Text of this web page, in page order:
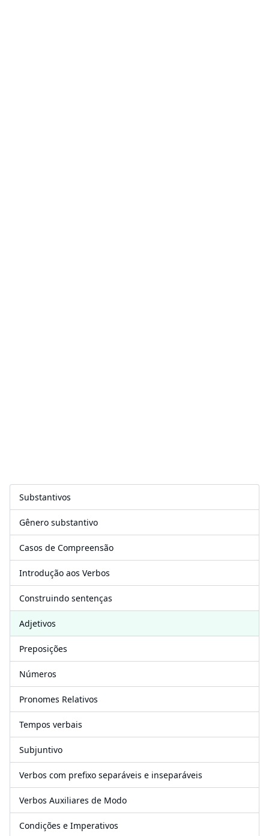
Substantivos
Gênero substantivo
Casos de Compreensão
Introdução aos Verbos
Construindo sentenças
Adjetivos
Preposições
Números
Pronomes Relativos
Tempos verbais
Subjuntivo
Verbos com prefixo separáveis ​​e inseparáveis
Verbos Auxiliares de Modo
Condições e Imperativos